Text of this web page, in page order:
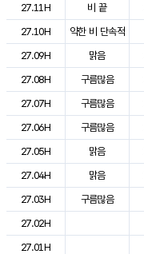
27.11H
비 끝
27.10H
약한 비 단속적
27.09H
맑음
27.08H
구름많음
27.07H
구름많음
27.06H
구름많음
27.05H
맑음
27.04H
맑음
27.03H
구름많음
27.02H
27.01H